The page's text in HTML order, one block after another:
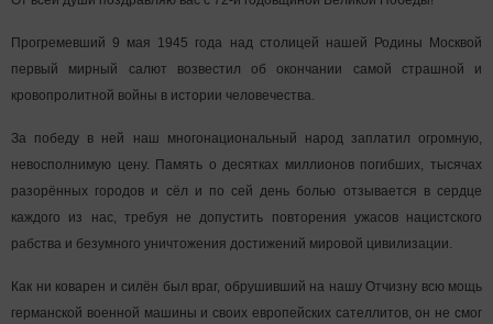
Прогремевший 9 мая 1945 года над столицей нашей Родины Москвой
первый мирный салют возвестил об окончании самой страшной и
кровопролитной войны в истории человечества.
За победу в ней наш многонациональный народ заплатил огромную,
невосполнимую цену. Память о десятках миллионов погибших, тысячах
разорённых городов и сёл и по сей день болью отзывается в сердце
каждого из нас, требуя не допустить повторения ужасов нацистского
рабства и безумного уничтожения достижений мировой цивилизации.
Как ни коварен и силён был враг, обрушивший на нашу Отчизну всю мощь
германской военной машины и своих европейских сателлитов, он не смог